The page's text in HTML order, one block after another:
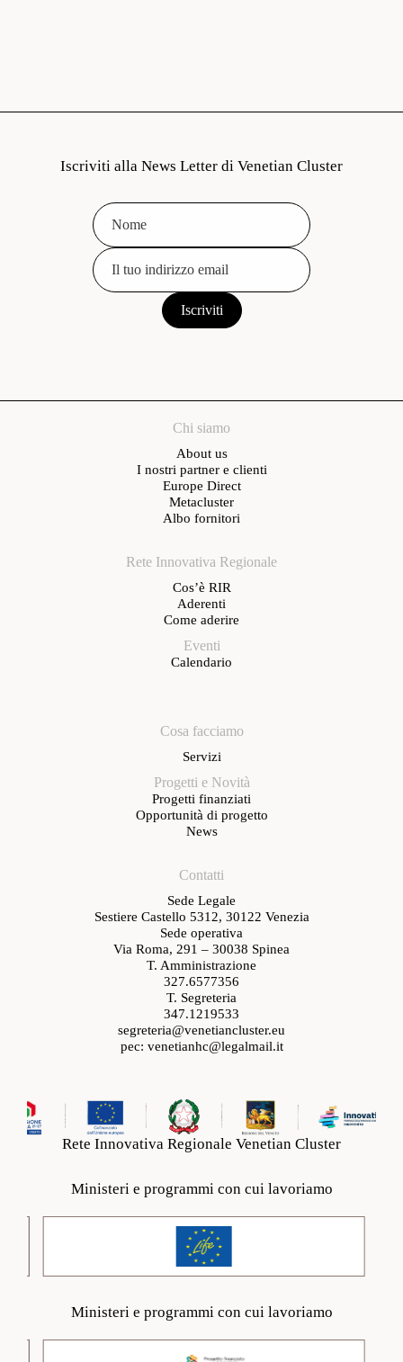
Iscriviti alla News Letter di Venetian Cluster
Chi siamo
About us
I nostri partner e clienti
Europe Direct
Metacluster
Albo fornitori
Rete Innovativa Regionale
Cos’è RIR
Aderenti
Come aderire
Eventi
Calendario
Cosa facciamo
Servizi
Progetti e Novità
Progetti finanziati
Opportunità di progetto
News
Contatti
Sede Legale
Sestiere Castello 5312, 30122 Venezia
Sede operativa
Via Roma, 291 – 30038 Spinea
T. Amministrazione
327.6577356
T. Segreteria
347.1219533
segreteria@venetiancluster.eu
pec: venetianhc@legalmail.it
Rete Innovativa Regionale Venetian Cluster
Ministeri e programmi con cui lavoriamo
Ministeri e programmi con cui lavoriamo